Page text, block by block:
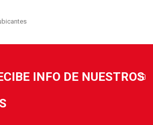
INFO DE NUESTROS